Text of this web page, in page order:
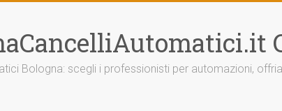
Bologna: scegli i professionisti per automazioni,